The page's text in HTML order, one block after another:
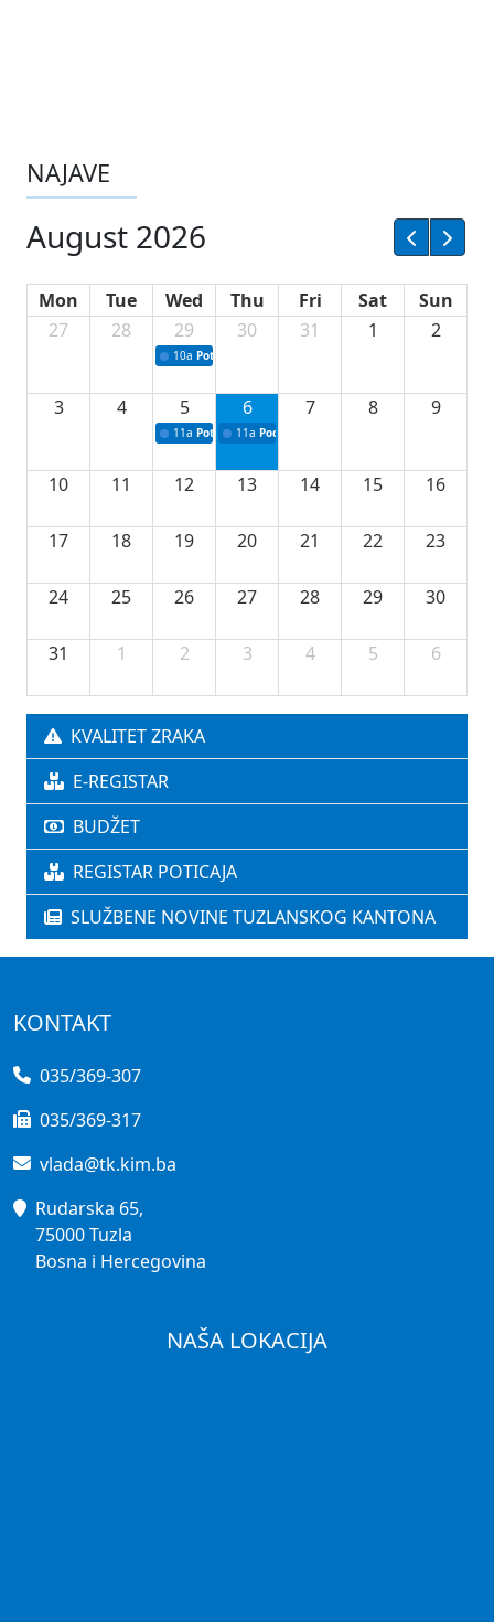
NAJAVE
August 2026
Mon Tue Wed Thu Fri Sat
Sun
27
28 29
10a Potpisivanje ugovora sa neprofitnim
30 31 1 2
3 4 5
11a Potpisivanje ugovora o stipendijama za
6
11a Podrška razvoju vodne infrastrukture u
7 8 9
10 11 12 13 14 15 16
17 18 19 20 21 22 23
24 25 26 27 28 29 30
31 1 2 3 4 5 6
KVALITET ZRAKA
E-REGISTAR
BUDŽET
REGISTAR POTICAJA
SLUŽBENE NOVINE TUZLANSKOG KANTONA
KONTAKT
035/369-307
035/369-317
vlada@tk.kim.ba
Rudarska 65,
75000 Tuzla
Bosna i Hercegovina
NAŠA LOKACIJA